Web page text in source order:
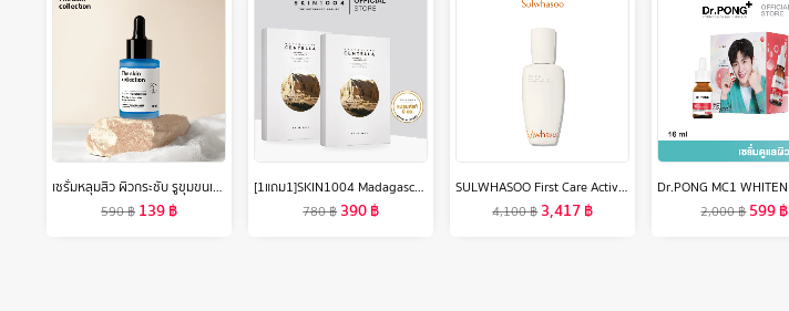
เซรั่มหลุมสิว ผิวกระชับ รูขุมขนเล็กลง The Skin Collection Serum Copper Tripeptide 3% ขนาด 30 ml
590฿ 139฿
[1แถม1]SKIN1004 Madagascar Centella Watergel Sheet Ampoule Mask (1 กล่อง 5 แผ่น)
780฿ 390฿
SULWHASOO First Care Activating Serum VI 90ml. โซลวาซู เซรั่มลดเลือนริ้วรอยเพื่อผิวอ่อนเยาว์ กระชับผิวหน้า ให้ผิวนุ่มชุ่มชื้น เซรั่มเกาหลีซัลวาซู
4,100฿ 3,417฿
2,000฿599฿